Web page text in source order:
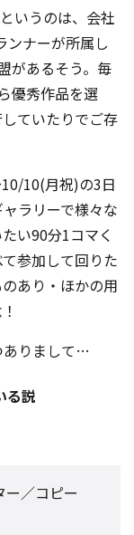
いうのは、会社
ンナーが所属し
があるそう。毎
優秀作品を選
ていたりでご存
10(月祝)の3日
ラリーで様々な
い90分1コマく
参加して回りた
あり・ほかの用
ありまして…
る説
ー／コピー